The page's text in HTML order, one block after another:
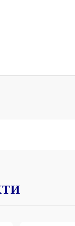
ЗАГОТОВКИ ЗА
и ръчни картони